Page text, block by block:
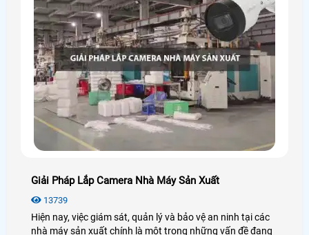
Giải Pháp Lắp Camera Nhà Máy Sản Xuất
13739
Hiện nay, việc giám sát, quản lý và bảo vệ an ninh tại các
nhà máy sản xuất chính là một trong những vấn đề đang